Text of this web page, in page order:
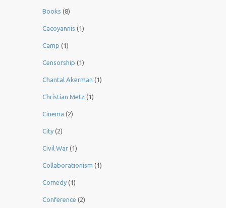
Books (8)
Cacoyannis (1)
Camp (1)
Censorship (1)
Chantal Akerman (1)
Christian Metz (1)
Cinema (2)
City (2)
Civil War (1)
Collaborationism (1)
Comedy (1)
Conference (2)